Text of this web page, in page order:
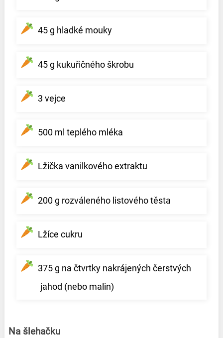
45 g hladké mouky
45 g kukuřičného škrobu
3 vejce
500 ml teplého mléka
Lžička vanilkového extraktu
200 g rozváleného listového těsta
Lžíce cukru
375 g na čtvrtky nakrájených čerstvých
jahod (nebo malin)
Na šlehačku